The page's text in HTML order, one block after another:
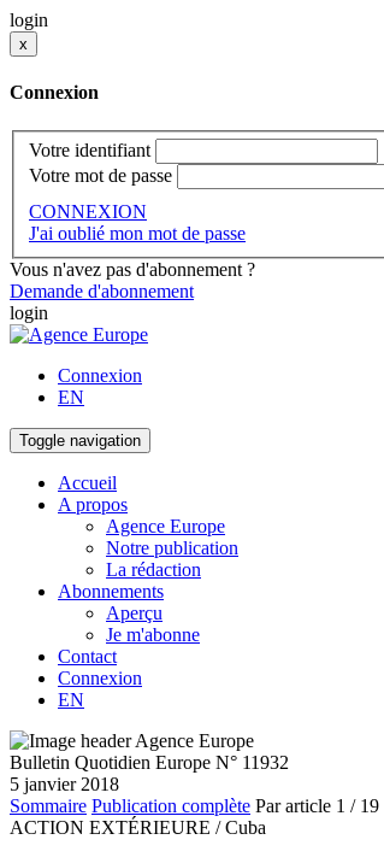
login
x
Connexion
Votre identifiant
Votre mot de passe
CONNEXION
J'ai oublié mon mot de passe
Vous n'avez pas d'abonnement ?
Demande d'abonnement
login
Connexion
EN
Toggle navigation
Accueil
A propos
Agence Europe
Notre publication
La rédaction
Abonnements
Aperçu
Je m'abonne
Contact
Connexion
EN
Bulletin Quotidien Europe N° 11932
5 janvier 2018
Sommaire Publication complète Par article 1 / 19
ACTION EXTÉRIEURE / Cuba